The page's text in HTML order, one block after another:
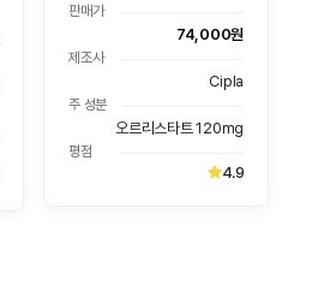
판매가
74,000원
제조사
Cipla
주 성분
오르리스타트 120mg
평점
4.9